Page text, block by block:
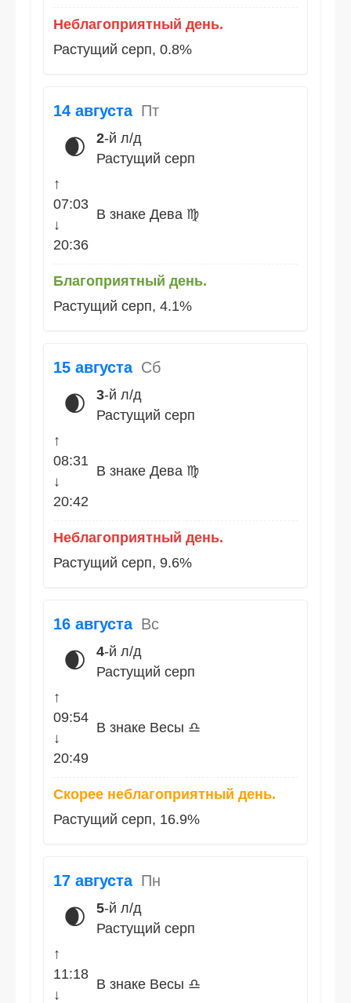
Неблагоприятный день.
Растущий серп, 0.8%
14 августа Пт
🌒 2-й л/д
Растущий серп
↑
07:03
↓
20:36
В знаке Дева ♍
Благоприятный день.
Растущий серп, 4.1%
15 августа Сб
🌒 3-й л/д
Растущий серп
↑
08:31
↓
20:42
В знаке Дева ♍
Неблагоприятный день.
Растущий серп, 9.6%
16 августа Вс
🌒 4-й л/д
Растущий серп
↑
09:54
↓
20:49
В знаке Весы ♎
Скорее неблагоприятный день.
Растущий серп, 16.9%
17 августа Пн
🌒 5-й л/д
Растущий серп
↑
11:18
↓
В знаке Весы ♎